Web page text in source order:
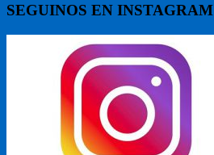
SEGUINOS EN INSTAGRAM